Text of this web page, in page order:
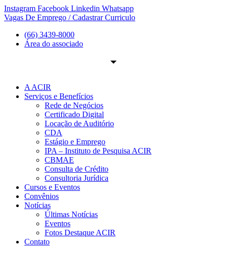
Ir
para
conteúdo
Instagram Facebook Linkedin Whatsapp
Vagas De Emprego / Cadastrar Curriculo
(66) 3439-8000
Área do associado
A ACIR
Serviços e Benefícios
Rede de Negócios
Certificado Digital
Locação de Auditório
CDA
Estágio e Emprego
IPA – Instituto de Pesquisa ACIR
CBMAE
Consulta de Crédito
Consultoria Jurídica
Cursos e Eventos
Convênios
Notícias
Últimas Notícias
Eventos
Fotos Destaque ACIR
Contato